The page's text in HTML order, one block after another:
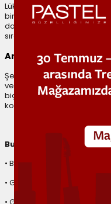
Lüks balm dokusu
bir kullanım sunar. Işığı
doğal bir ışıltı kazandırır.
sırasında yumuşak ve
Ambalaj & Uygulama
Şeffaf tüp tasarımı, her
ve yumuşak aplikatörü
biçimde uygulanır. Hem
kontrol sağlar.
Bu 2’li Setin Avantajları
• Baby Balmy Serum
• Gaslight & Haunted